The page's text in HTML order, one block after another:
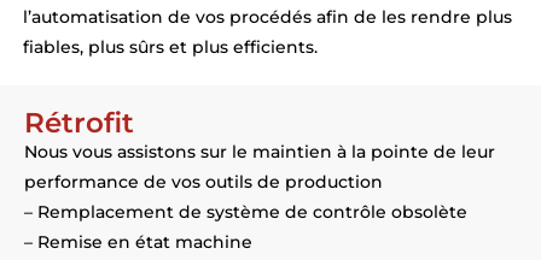
l’automatisation de vos procédés afin de les rendre plus
fiables, plus sûrs et plus efficients.
Rétrofit
Nous vous assistons sur le maintien à la pointe de leur
performance de vos outils de production
– Remplacement de système de contrôle obsolète
– Remise en état machine